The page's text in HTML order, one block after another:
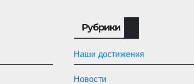
Рубрики
Наши достижения
Новости